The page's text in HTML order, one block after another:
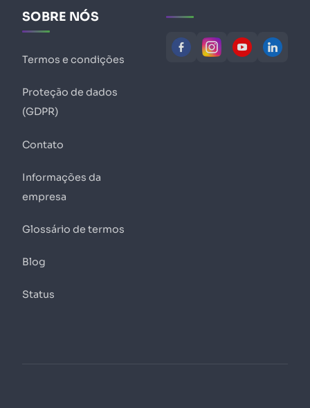
SOBRE NÓS
Termos e condições
Proteção de dados
(GDPR)
Contato
Informações da
empresa
Glossário de termos
Blog
Status